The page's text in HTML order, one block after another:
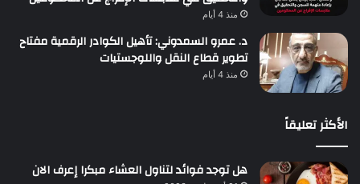
منذ 4 أيام
د. عمرو السمدوني: تأهيل الكوادر الرقمية مفتاح
تطوير قطاع النقل واللوجستيات
منذ 4 أيام
الأكثر تعليقاً
هل توجد فوائد لتناول العشاء مبكرا إعرف الان